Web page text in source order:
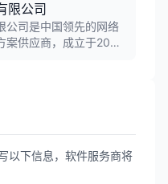
个国家和地区的企
支持。
限公司
公司是中国领先的网络
案供应商，成立于2000
桌面云等，服务超过
以下信息，软件服务商将